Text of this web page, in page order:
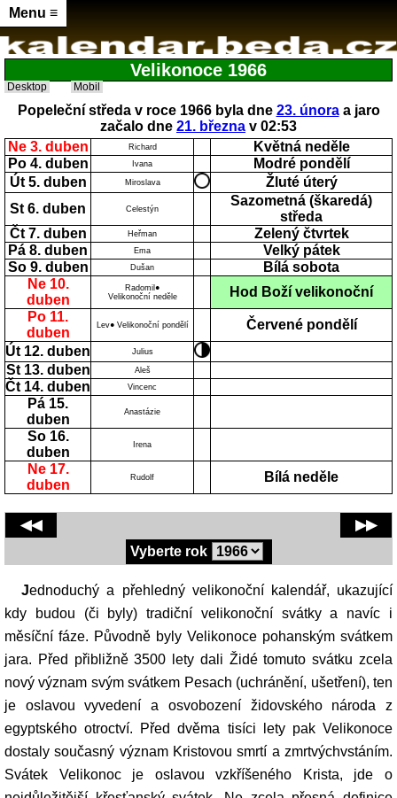
Menu ≡
Velikonoce 1966
Desktop Mobil
Popeleční středa v roce 1966 byla dne 23. únoraa jaro
začalo dne 21. března v 02:53
Ne 3. duben
Richard
Květná neděle
Po 4. duben
Ivana
Modré pondělí
Út 5. duben
Miroslava
Žluté úterý
St 6. duben
Celestýn
Sazometná (škaredá)
středa
Čt 7. duben
Heřman
Zelený čtvrtek
Pá 8. duben
Ema
Velký pátek
So 9. duben
Dušan
Bílá sobota
Ne 10.
duben
Radomil●
Velikonoční neděle
Hod Boží velikonoční
Po 11.
duben
Lev● Velikonoční pondělí
Červené pondělí
Út 12. duben
Julius
St 13. duben Aleš
Čt 14. duben Vincenc
Pá 15.
duben
Anastázie
So 16.
duben
Irena
Ne 17.
duben
Rudolf Bílá neděle
Vyberte rok
◀◀ ▶▶
Jednoduchý a přehledný velikonoční kalendář, ukazující
kdy budou (či byly) tradiční velikonoční svátky a navíc i
měsíční fáze. Původně byly Velikonoce pohanským svátkem
jara. Před přibližně 3500 lety dali Židé tomuto svátku zcela
nový význam svým svátkem Pesach (uchránění, ušetření), ten
je oslavou vyvedení a osvobození židovského národa z
egyptského otroctví. Před dvěma tisíci lety pak Velikonoce
dostaly současný význam Kristovou smrtí a zmrtvýchvstáním.
Svátek Velikonoc je oslavou vzkříšeného Krista, jde o